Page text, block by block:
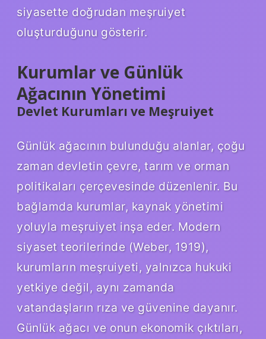
siyasette doğrudan meşruiyet
oluşturduğunu gösterir.
Kurumlar ve Günlük
Ağacının Yönetimi
Devlet Kurumları ve Meşruiyet
Günlük ağacının bulunduğu alanlar, çoğu
zaman devletin çevre, tarım ve orman
politikaları çerçevesinde düzenlenir. Bu
bağlamda kurumlar, kaynak yönetimi
yoluyla meşruiyet inşa eder. Modern
siyaset teorilerinde (Weber, 1919),
kurumların meşruiyeti, yalnızca hukuki
yetkiye değil, aynı zamanda
vatandaşların rıza ve güvenine dayanır.
Günlük ağacı ve onun ekonomik çıktıları,